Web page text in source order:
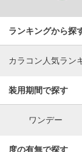
ランキングから探
カラコン人気ラン
装用期間で探す
ワンデー
度の有無で探す